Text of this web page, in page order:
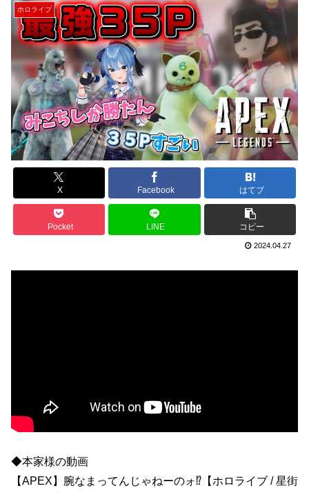
ホロライブ
X Facebook はてブ
Pocket LINE コピー
2024.04.27
◆本家様の動画
【APEX】腕なまってんじゃねーのォ⁉【ホロライブ / 星街